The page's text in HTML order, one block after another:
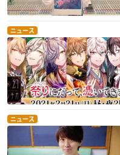
ニュース
ニュース